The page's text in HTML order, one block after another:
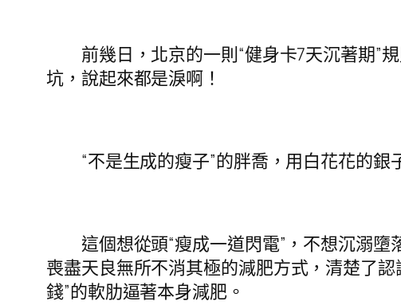
前幾日，北京的一則“健身卡7天沉著期”
坑，說起來都是淚啊！
“不是生成的瘦子”的胖喬，用白花花的銀
這個想從頭“瘦成一道閃電”，不想沉溺墮
喪盡天良無所不消其極的減肥方式，清楚了認
錢”的軟肋逼著本身減肥。